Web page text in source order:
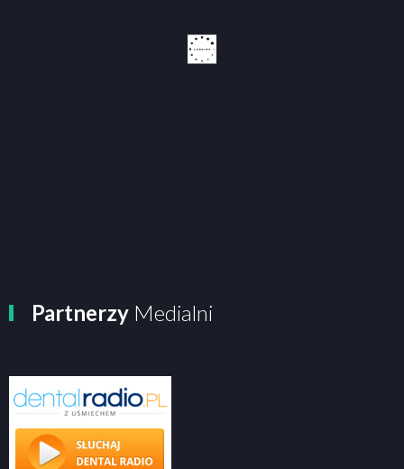
Partnerzy Medialni